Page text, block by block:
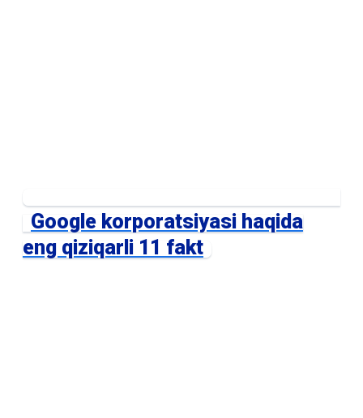
Google korporatsiyasi haqida
eng qiziqarli 11 fakt